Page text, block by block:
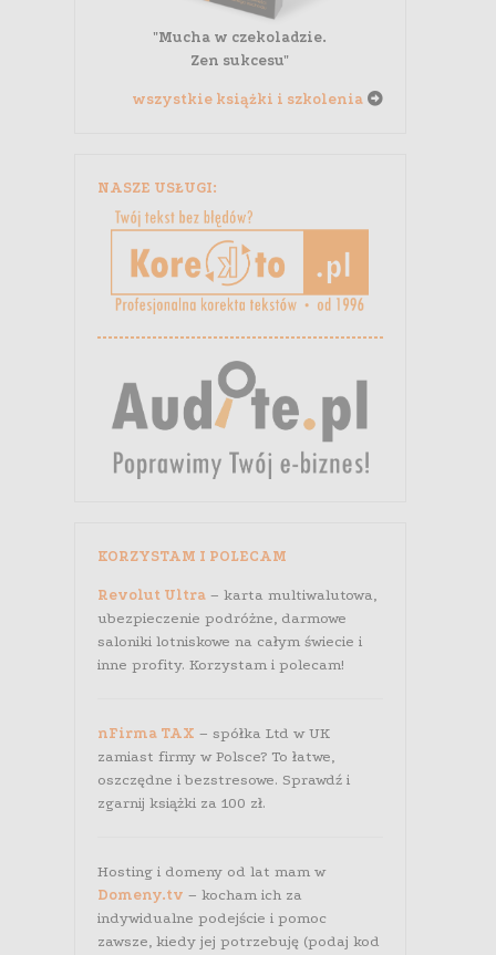
"Mucha w czekoladzie.
Zen sukcesu"
wszystkie książki i szkolenia
NASZE USŁUGI:
KORZYSTAM I POLECAM
Revolut Ultra– karta multiwalutowa,
ubezpieczenie podróżne, darmowe
saloniki lotniskowe na całym świecie i
inne profity. Korzystam i polecam!
nFirma TAX – spółka Ltd w UK
zamiast firmy w Polsce? To łatwe,
oszczędne i bezstresowe. Sprawdź i
zgarnij książki za 100 zł.
Hosting i domeny od lat mam w
Domeny.tv – kocham ich za
indywidualne podejście i pomoc
zawsze, kiedy jej potrzebuję (podaj kod